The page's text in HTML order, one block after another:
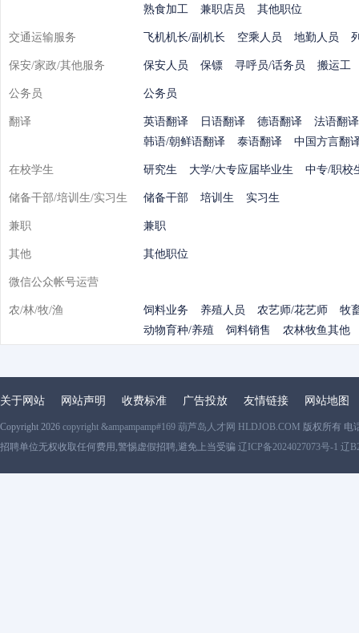
熟食加工
兼职店员 其他职位
交通运输服务 飞机机长/副机长 空乘人员 地勤人员
保安/家政/其他服务 保安人员 保镖 寻呼员/话务员 搬运工
公务员 公务员
翻译 英语翻译 日语翻译 德语翻译
法语翻译
韩语/朝鲜语翻译
泰语翻译 中国方言翻
在校学生 研究生 大学/大专应届毕业生 中专/职校
储备干部/培训生/实习生 储备干部 培训生 实习生
兼职 兼职
其他 其他职位
微信公众帐号运营
农/林/牧/渔 饲料业务 养殖人员 农艺师/花艺师
牧
动物育种/养殖
饲料销售 农林牧鱼其他
关于网站 网站声明 收费标准 广告投放 友情链接 网站地图
Copyright 2026 copyright &ampampamp#169 葫芦岛人才网 HLDJOB.COM 版权所有 电
招聘单位无权收取任何费用,警惕虚假招聘,避免上当受骗 辽ICP备2024027073号-1 辽